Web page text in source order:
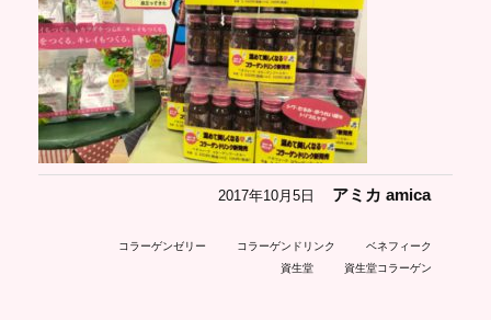
2017年10月5日 アミカ amica
コラーゲンゼリー コラーゲンドリンク
ベネフィーク
資生堂
資生堂コラーゲン